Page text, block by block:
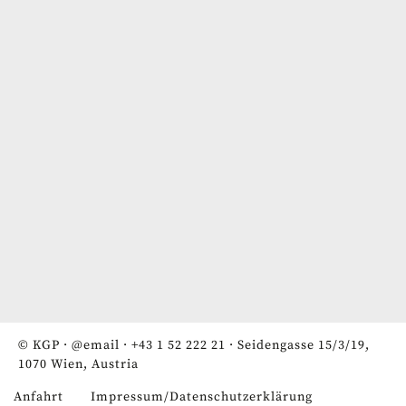
© KGP · @email · +43 1 52 222 21 · Seidengasse 15/3/19,
1070 Wien, Austria
Anfahrt Impressum/Datenschutzerklärung